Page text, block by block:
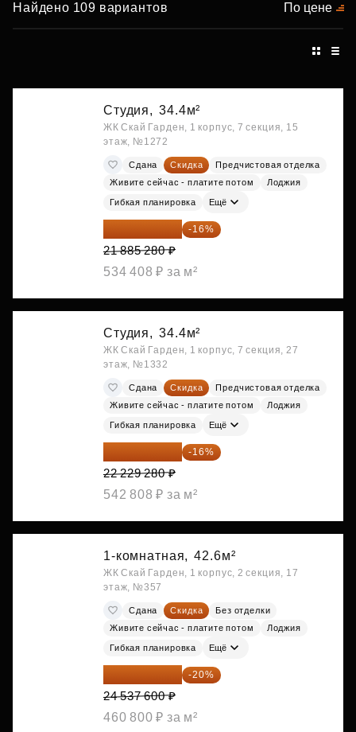
Найдено 109 вариантов По цене
Студия, 34.4м²
ЖК Скай Гарден, 1 корпус, 7 секция, 15
этаж, №1272
Сдана Скидка
Предчистовая отделка
Живите сейчас - платите потом
Лоджия
Гибкая планировка Ещё
18 383 635 ₽ -16%
21 885 280 ₽
534 408 ₽ за м²
Студия, 34.4м²
ЖК Скай Гарден, 1 корпус, 7 секция, 27
этаж, №1332
Сдана Скидка
Предчистовая отделка
Живите сейчас - платите потом
Лоджия
Гибкая планировка Ещё
18 672 595 ₽ -16%
22 229 280 ₽
542 808 ₽ за м²
1-комнатная, 42.6м²
ЖК Скай Гарден, 1 корпус, 2 секция, 17
этаж, №357
Сдана Скидка
Без отделки
Живите сейчас - платите потом
Лоджия
Гибкая планировка Ещё
19 630 080 ₽ -20%
24 537 600 ₽
460 800 ₽ за м²